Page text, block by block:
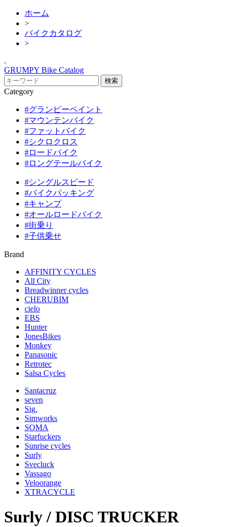
ホーム
>
バイクカタログ
>
.
GRUMPY Bike Catalog
Category
#グランピーペイント
#マウンテンバイク
#ファットバイク
#シクロクロス
#ロードバイク
#ロングテールバイク
#シングルスピード
#バイクパッキング
#キャンプ
#オールロードバイク
#街乗り
#子供乗せ
Brand
AFFINITY CYCLES
All City
Breadwinner cycles
CHERUBIM
cielo
EBS
Hunter
JonesBikes
Monkey
Panasonic
Retrotec
Salsa Cycles
Santacruz
seven
Sig.
Simworks
SOMA
Starfuckers
Sunrise cycles
Surly
Svecluck
Vassago
Veloorange
XTRACYCLE
Surly / DISC TRUCKER